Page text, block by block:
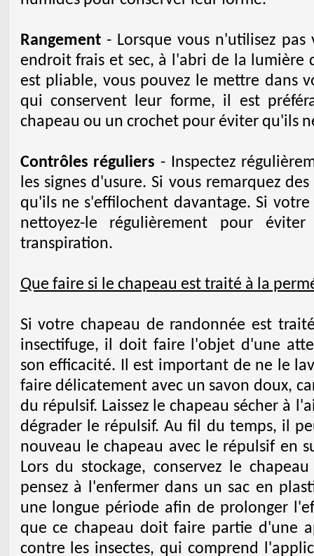
Rangement- Lorsque vous n'utilisez pas
endroit frais et sec, à l'abri de la lumière
est pliable, vous pouvez le mettre dans
qui conservent leur forme, il est
chapeau ou un crochet pour éviter qu'ils
Contrôles réguliers - Inspectez
les signes d'usure. Si vous remarquez
qu'ils ne s'effilochent davantage. Si
nettoyez-le régulièrement pour
transpiration.
Que faire si le chapeau est traité à la
Si votre chapeau de randonnée est
insectifuge, il doit faire l'objet d'une
son efficacité. Il est important de ne le
faire délicatement avec un savon doux,
du répulsif. Laissez le chapeau sécher à
dégrader le répulsif. Au fil du temps, il
nouveau le chapeau avec le répulsif en
Lors du stockage, conservez le
pensez à l'enfermer dans un sac en
une longue période afin de prolonger
que ce chapeau doit faire partie d'une
contre les insectes, qui comprend